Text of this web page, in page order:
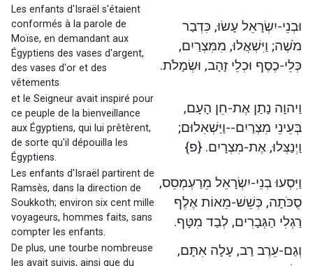
Les enfants d'Israël s'étaient
conformés à la parole de
Moïse, en demandant aux
Égyptiens des vases d'argent,
des vases d'or et des
vêtements
וּבְנֵי-יִשְׂרָאֵל עָשׂוּ, כִּדְבַר
מֹשֶׁה; וַיִּשְׁאֲלוּ, מִמִּצְרַיִם,
כְּלֵי-כֶסֶף וּכְלֵי זָהָב, וּשְׂמָלֹת.
et le Seigneur avait inspiré pour
ce peuple de la bienveillance
aux Égyptiens, qui lui prêtèrent,
de sorte qu'il dépouilla les
Égyptiens.
וַיהוָה נָתַן אֶת-חֵן הָעָם,
בְּעֵינֵי מִצְרַיִם--וַיַּשְׁאִלוּם;
וַיְנַצְּלוּ, אֶת-מִצְרָיִם. {פ}
Les enfants d'Israël partirent de
Ramsès, dans la direction de
Soukkoth; environ six cent mille
voyageurs, hommes faits, sans
compter les enfants.
וַיִּסְעוּ בְנֵי-יִשְׂרָאֵל מֵרַעְמְסֵס,
סֻכֹּתָה, כְּשֵׁשׁ-מֵאוֹת אֶלֶף
רַגְלִי הַגְּבָרִים, לְבַד מִטָּף.
De plus, une tourbe nombreuse
les avait suivis, ainsi que du
וְגַם-עֵרֶב רַב, עָלָה אִתָּם,